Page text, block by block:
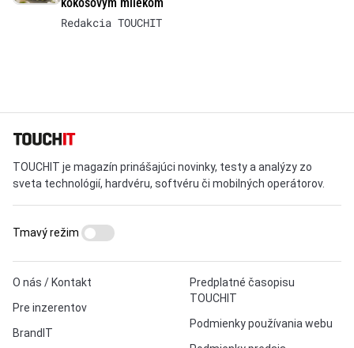
kokosovým mliekom
Redakcia TOUCHIT
TOUCHIT je magazín prinášajúci novinky, testy a analýzy zo
sveta technológií, hardvéru, softvéru či mobilných operátorov.
O nás / Kontakt
Pre inzerentov
BrandIT
Predplatné časopisu
TOUCHIT
Podmienky používania webu
Tmavý režim